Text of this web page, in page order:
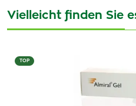
Vielleicht finden Sie
TOP